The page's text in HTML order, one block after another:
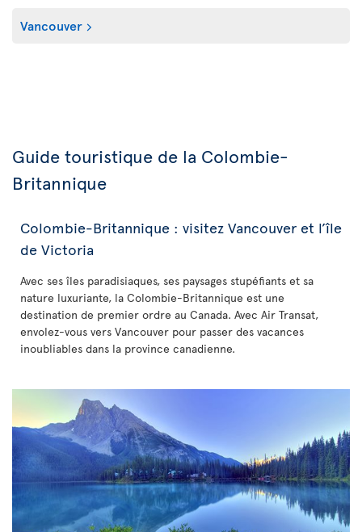
Vancouver
Guide touristique de la Colombie-
Britannique
Colombie-Britannique : visitez Vancouver et l’île
de Victoria
Avec ses îles paradisiaques, ses paysages stupéfiants et sa
nature luxuriante, la Colombie-Britannique est une
destination de premier ordre au Canada. Avec Air Transat,
envolez-vous vers Vancouver pour passer des vacances
inoubliables dans la province canadienne.